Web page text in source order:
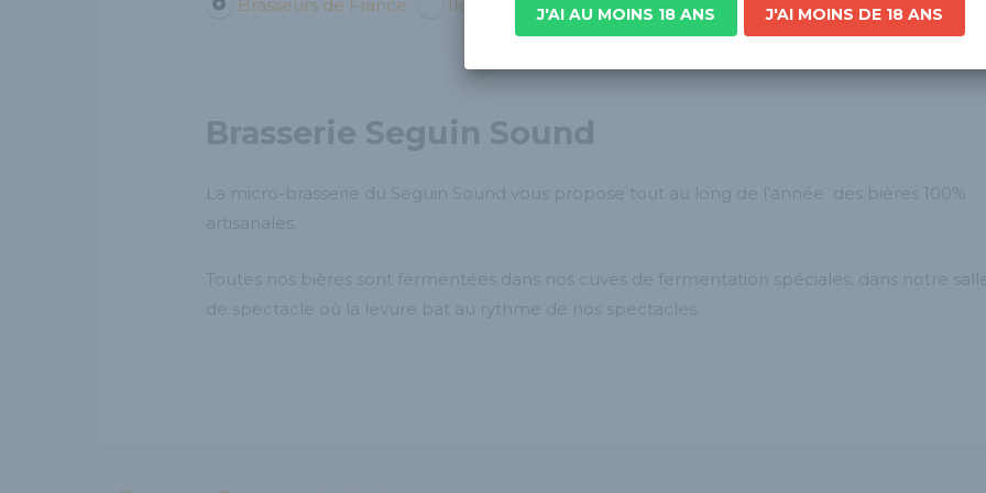
Brasseurs de France Île-de-France
Brasserie Seguin Sound
La micro-brasserie du Seguin Sound vous propose tout au long de l’année des bières 100%
artisanales.
Toutes nos bières sont fermentées dans nos cuves de fermentation spéciales, dans notre
de spectacle où la levure bat au rythme de nos spectacles.
J'AI AU MOINS 18 ANS J'AI MOINS DE 18 ANS